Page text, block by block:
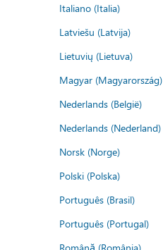
Italiano (Italia)
Latviešu (Latvija)
Lietuvių (Lietuva)
Magyar (Magyarország)
Nederlands (België)
Nederlands (Nederland)
Norsk (Norge)
Polski (Polska)
Português (Brasil)
Português (Portugal)
Română (România)